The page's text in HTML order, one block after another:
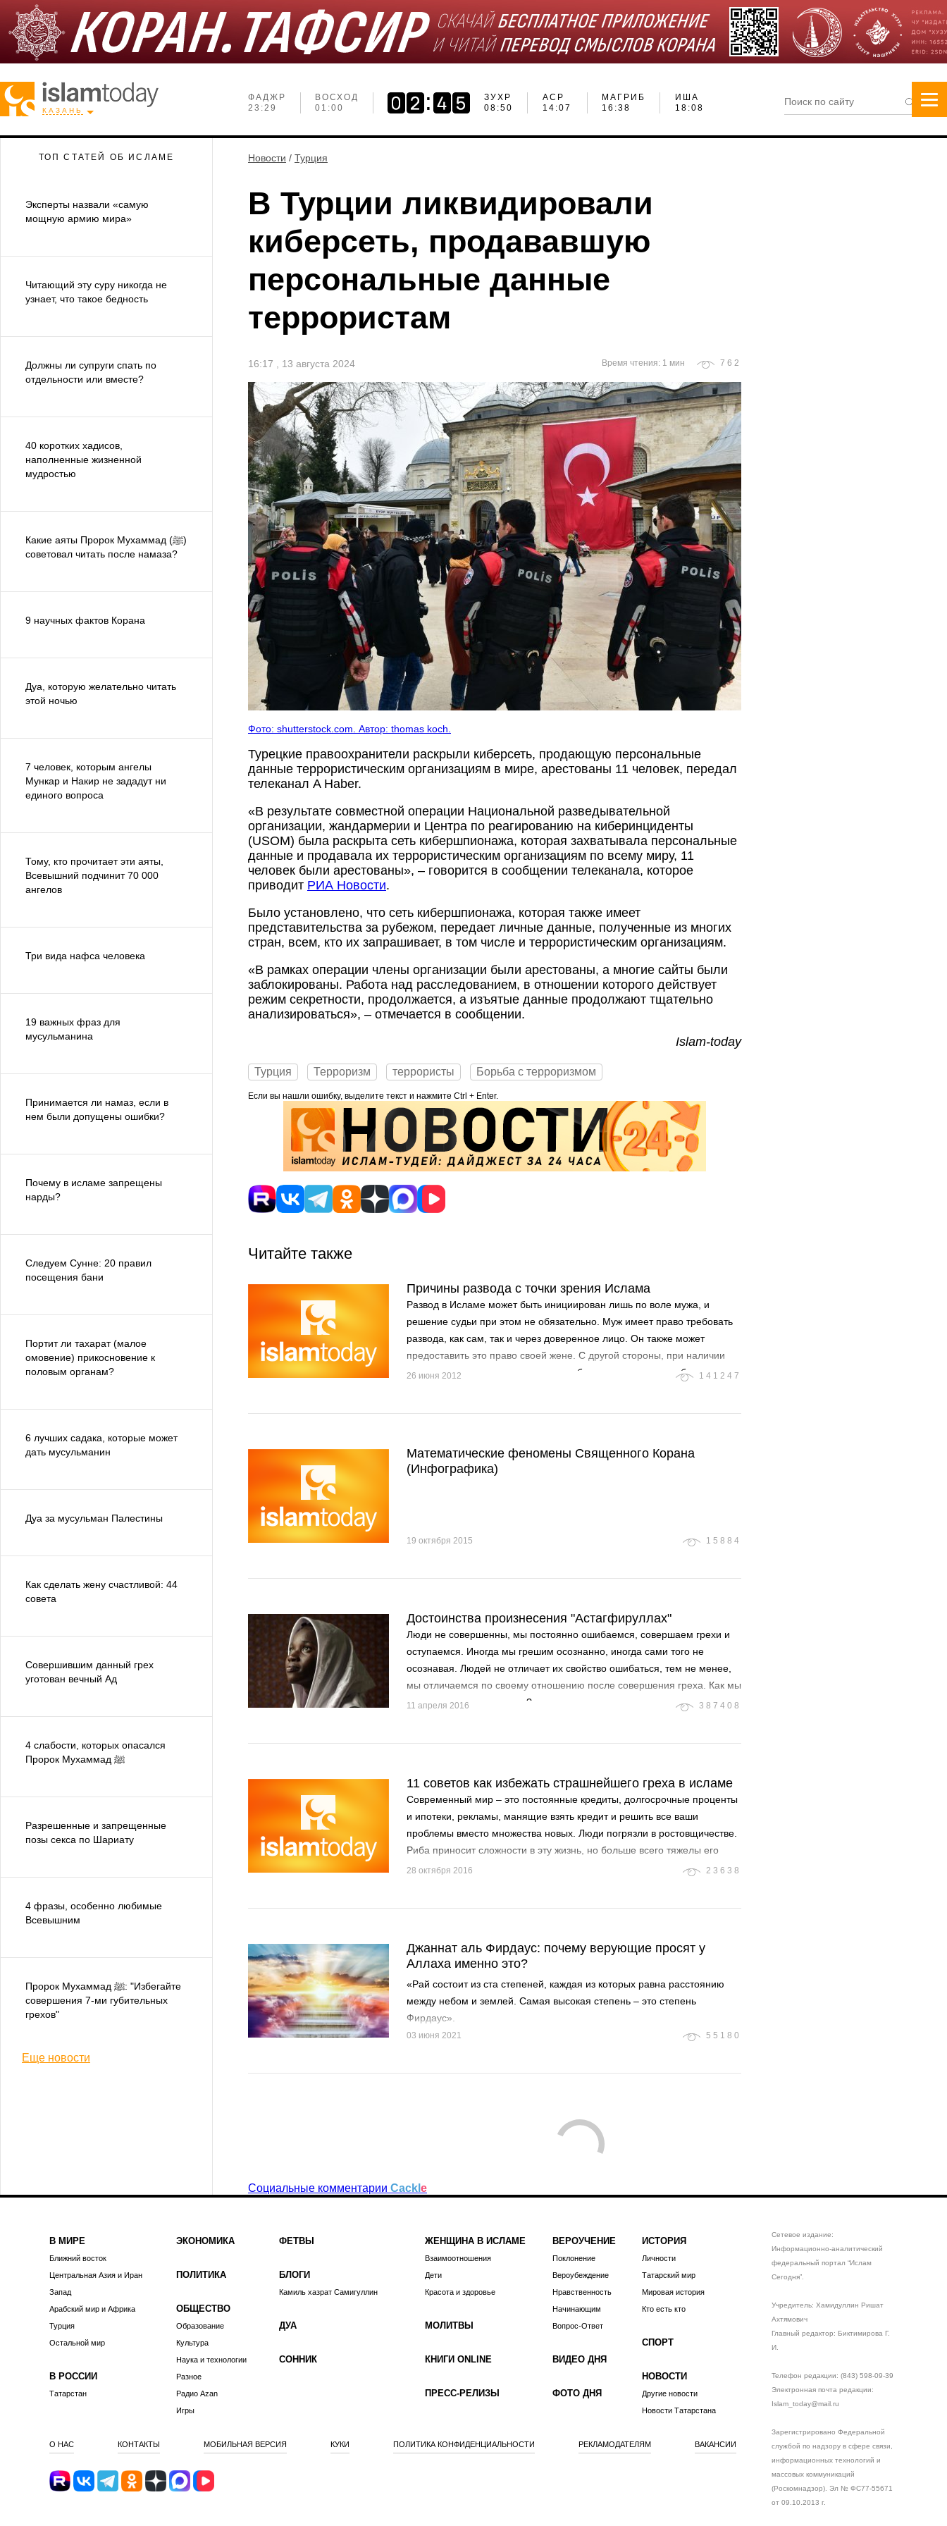
КАЗАНЬ
ФАДЖР
23:29
ВОСХОД
01:00
ЗУХР
08:50
АСР
14:07
МАГРИБ
16:38
ИША
18:08
ТОП СТАТЕЙ ОБ ИСЛАМЕ
Эксперты назвали «самую
мощную армию мира»
Читающий эту суру никогда не
узнает, что такое бедность
Должны ли супруги спать по
отдельности или вместе?
40 коротких хадисов,
наполненные жизненной
мудростью
Какие аяты Пророк Мухаммад (ﷺ)
советовал читать после намаза?
9 научных фактов Корана
Дуа, которую желательно читать
этой ночью
7 человек, которым ангелы
Мункар и Накир не зададут ни
единого вопроса
Тому, кто прочитает эти аяты,
Всевышний подчинит 70 000
ангелов
Три вида нафса человека
19 важных фраз для
мусульманина
Принимается ли намаз, если в
нем были допущены ошибки?
Почему в исламе запрещены
нарды?
Следуем Сунне: 20 правил
посещения бани
Портит ли тахарат (малое
омовение) прикосновение к
половым органам?
6 лучших садака, которые может
дать мусульманин
Дуа за мусульман Палестины
Как сделать жену счастливой: 44
совета
Совершившим данный грех
уготован вечный Ад
4 слабости, которых опасался
Пророк Мухаммад ﷺ
Разрешенные и запрещенные
позы секса по Шариату
4 фразы, особенно любимые
Всевышним
Пророк Мухаммад ﷺ: "Избегайте
совершения 7-ми губительных
грехов"
Еще новости
Новости / Турция
В Турции ликвидировали
киберсеть, продававшую
персональные данные
террористам
16:17 , 13 августа 2024 Время чтения: 1 мин 762
Фото: shutterstock.com. Автор: thomas koch.
Турецкие правоохранители раскрыли киберсеть, продающую персональные
данные террористическим организациям в мире, арестованы 11 человек, передал
телеканал A Haber.
«В результате совместной операции Национальной разведывательной
организации, жандармерии и Центра по реагированию на киберинциденты
(USOM) была раскрыта сеть кибершпионажа, которая захватывала персональные
данные и продавала их террористическим организациям по всему миру, 11
человек были арестованы», – говорится в сообщении телеканала, которое
приводит РИА Новости.
Было установлено, что сеть кибершпионажа, которая также имеет
представительства за рубежом, передает личные данные, полученные из многих
стран, всем, кто их запрашивает, в том числе и террористическим организациям.
«В рамках операции члены организации были арестованы, а многие сайты были
заблокированы. Работа над расследованием, в отношении которого действует
режим секретности, продолжается, а изъятые данные продолжают тщательно
анализироваться», – отмечается в сообщении.
Islam-today
Турция Терроризм террористы Борьба с терроризмом
Если вы нашли ошибку, выделите текст и нажмите Ctrl + Enter.
Читайте также
Причины развода с точки зрения Ислама
Развод в Исламе может быть инициирован лишь по воле мужа, и
решение судьи при этом не обязательно. Муж имеет право требовать
развода, как сам, так и через доверенное лицо. Он также может
предоставить это право своей жене. С другой стороны, при наличии
ряда причин женщина сама может обратиться к судье, требуя развода.
26 июня 2012 141247
Математические феномены Священного Корана
(Инфографика)
19 октября 2015 15884
Достоинства произнесения "Астагфируллах"
Люди не совершенны, мы постоянно ошибаемся, совершаем грехи и
оступаемся. Иногда мы грешим осознанно, иногда сами того не
осознавая. Людей не отличает их свойство ошибаться, тем не менее,
мы отличаемся по своему отношению после совершения греха. Как мы
относимся к своему греху?
11 апреля 2016 387408
11 советов как избежать страшнейшего греха в исламе
Современный мир – это постоянные кредиты, долгосрочные проценты
и ипотеки, рекламы, манящие взять кредит и решить все ваши
проблемы вместо множества новых. Люди погрязли в ростовщичестве.
Риба приносит сложности в эту жизнь, но больше всего тяжелы его
последствия в ахирате.
28 октября 2016 23638
Джаннат аль Фирдаус: почему верующие просят у
Аллаха именно это?
«Рай состоит из ста степеней, каждая из которых равна расстоянию
между небом и землей. Самая высокая степень – это степень
Фирдаус».
03 июня 2021 55180
Социальные комментарии Cackl e
В МИРЕ
Ближний восток
Центральная Азия и Иран
Запад
Арабский мир и Африка
Турция
Остальной мир
В РОССИИ
Татарстан
ЭКОНОМИКА
ПОЛИТИКА
ОБЩЕСТВО
Образование
Культура
Наука и технологии
Разное
Радио Azan
Игры
ФЕТВЫ
БЛОГИ
Камиль хазрат Самигуллин
ДУА
СОННИК
ЖЕНЩИНА В ИСЛАМЕ
Взаимоотношения
Дети
Красота и здоровье
МОЛИТВЫ
КНИГИ ONLINE
ПРЕСС-РЕЛИЗЫ
ВЕРОУЧЕНИЕ
Поклонение
Вероубеждение
Нравственность
Начинающим
Вопрос-Ответ
ВИДЕО ДНЯ
ФОТО ДНЯ
ИСТОРИЯ
Личности
Татарский мир
Мировая история
Кто есть кто
СПОРТ
НОВОСТИ
Другие новости
Новости Татарстана
О НАС КОНТАКТЫ МОБИЛЬНАЯ ВЕРСИЯ КУКИ ПОЛИТИКА КОНФИДЕНЦИАЛЬНОСТИ РЕКЛАМОДАТЕЛЯМ ВАКАНСИИ
Сетевое издание:
Информационно-аналитический
федеральный портал “Ислам
Сегодня”.
Учредитель: Хамидуллин Ришат
Ахтямович
Главный редактор: Биктимирова Г.
И.
Телефон редакции: (843) 598-09-39
Электронная почта редакции:
Islam_today@mail.ru
Зарегистрировано Федеральной
службой по надзору в сфере связи,
информационных технологий и
массовых коммуникаций
(Роскомнадзор). Эл № ФС77-55671
от 09.10.2013 г.